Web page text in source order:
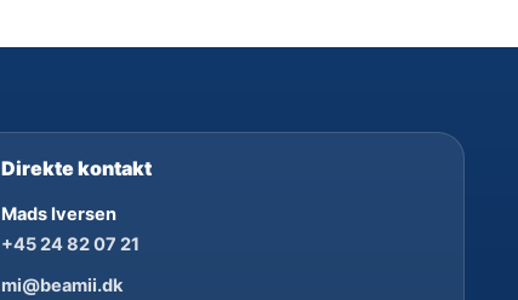
Direkte kontakt
Mads Iversen
+45 24 82 07 21
mi@beamii.dk